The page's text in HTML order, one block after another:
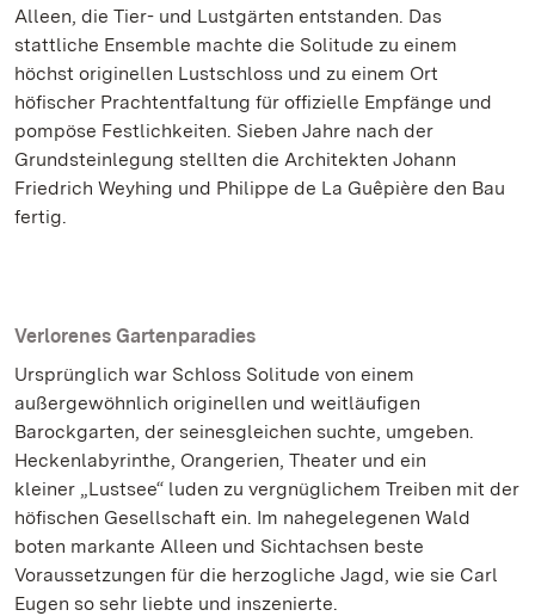
Alleen, die Tier- und Lustgärten entstanden. Das
stattliche Ensemble machte die Solitude zu einem
höchst originellen Lustschloss und zu einem Ort
höfischer Prachtentfaltung für offizielle Empfänge und
pompöse Festlichkeiten. Sieben Jahre nach der
Grundsteinlegung stellten die Architekten Johann
Friedrich Weyhing und Philippe de La Guêpière den Bau
fertig.
Verlorenes Gartenparadies
Ursprünglich war Schloss Solitude von einem
außergewöhnlich originellen und weitläufigen
Barockgarten, der seinesgleichen suchte, umgeben.
Heckenlabyrinthe, Orangerien, Theater und ein
kleiner
„Lustsee“ luden zu vergnüglichem Treiben mit der
höfischen Gesellschaft ein. Im nahegelegenen Wald
boten markante Alleen und Sichtachsen beste
Voraussetzungen für die herzogliche Jagd, wie sie Carl
Eugen so sehr liebte und inszenierte.